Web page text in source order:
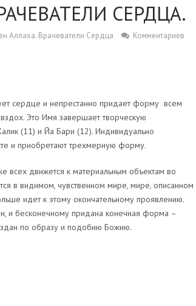
СЕРДЦА.
Аллаха. Врачеватели Сердца
Комментариев
сердце и непрестанно придает форму всем
Это Имя завершает творческую
(11) и Йа Бари (12). Индивидуально
и приобретают трехмерную форму.
всех движется к материальным объектам во
в видимом, чувственном мире, мире, описанном
идет к этому окончательному проявлению.
и бесконечному придана конечная форма –
по образу и подобию Божию.